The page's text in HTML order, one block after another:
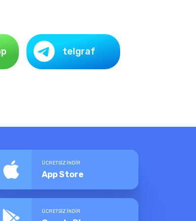
telgraf
ÜCRETSİZ İNDİR
App Store
ÜCRETSİZ İNDİR